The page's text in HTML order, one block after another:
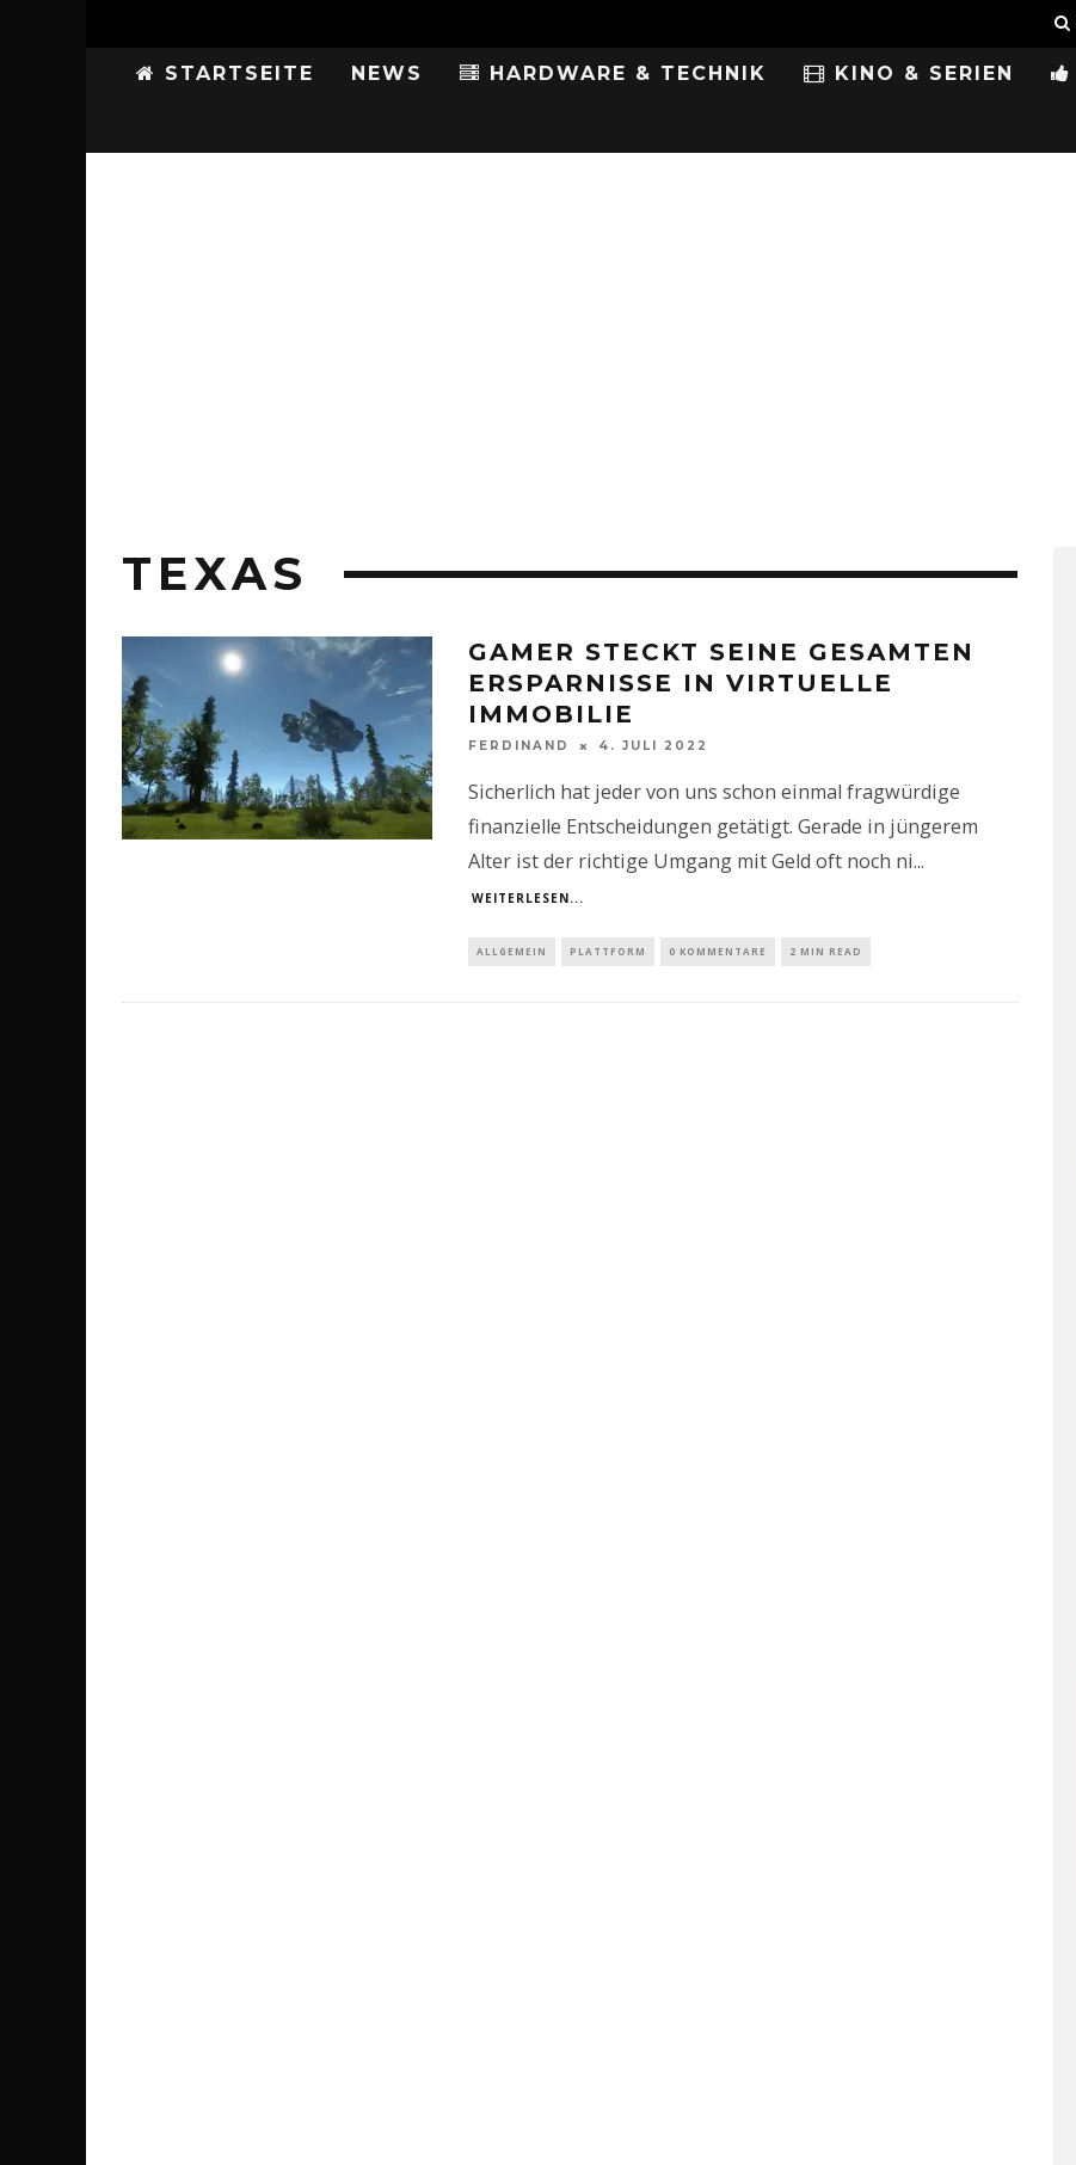
STARTSEITE NEWS HARDWARE & TECHNIK KINO & SERIEN
TEXAS
GAMER STECKT SEINE GESAMTEN
ERSPARNISSE IN VIRTUELLE
IMMOBILIE
FERDINAND 4. JULI 2022
Sicherlich hat jeder von uns schon einmal fragwürdige
finanzielle Entscheidungen getätigt. Gerade in jüngerem
Alter ist der richtige Umgang mit Geld oft noch ni...
WEITERLESEN...
ALLGEMEIN PLATTFORM 0 KOMMENTARE 2 MIN READ